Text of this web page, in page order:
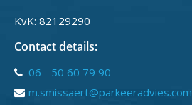
KvK: 82129290
Contact details:
06 - 50 60 79 90
m.smissaert@parkeeradvies.com